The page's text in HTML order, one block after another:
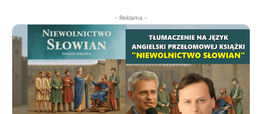
- Reklama -